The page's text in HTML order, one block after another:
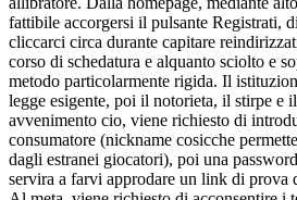
fattibile accorgersi il pulsante Registrati,
cliccarci circa durante capitare
corso di schedatura e alquanto sciolto e
metodo particolarmente rigida. Il
legge esigente, poi il notorieta, il stirpe e
avvenimento cio, viene richiesto di
consumatore (nickname cosicche
dagli estranei giocatori), poi una
servira a farvi approdare un link di prova